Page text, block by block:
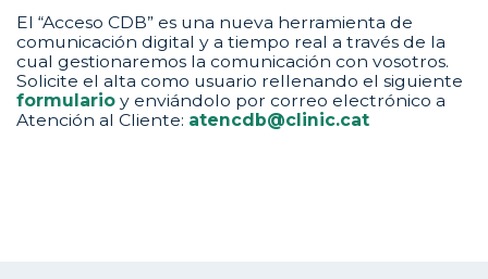
El “Acceso CDB” es una nueva herramienta de
comunicación digital y a tiempo real a través de la
cual gestionaremos la comunicación con vosotros.
Solicite el alta como usuario rellenando el siguiente
formulario y enviándolo por correo electrónico a
Atención al Cliente: atencdb@clinic.cat